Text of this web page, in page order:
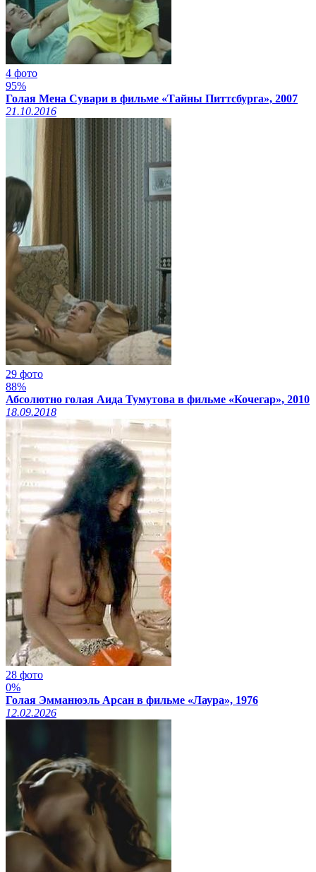
4 фото
95%
Голая Мена Сувари в фильме «Тайны Питтсбурга», 2007
21.10.2016
29 фото
88%
Абсолютно голая Аида Тумутова в фильме «Кочегар», 2010
18.09.2018
28 фото
0%
Голая Эмманюэль Арсан в фильме «Лаура», 1976
12.02.2026